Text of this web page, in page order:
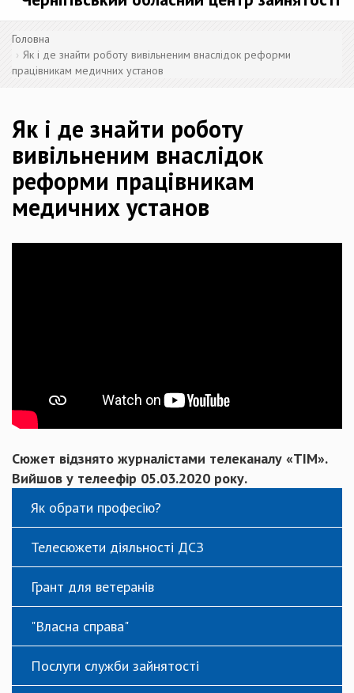
Головна
Як і де знайти роботу вивільненим внаслідок реформи
працівникам медичних установ
Як і де знайти роботу
вивільненим внаслідок
реформи працівникам
медичних установ
Сюжет відзнято журналістами телеканалу «ТІМ».
Вийшов у телеефір 05.03.2020 року.
Як обрати професію?
Телесюжети діяльності ДСЗ
Грант для ветеранів
"Власна справа"
Послуги служби зайнятості